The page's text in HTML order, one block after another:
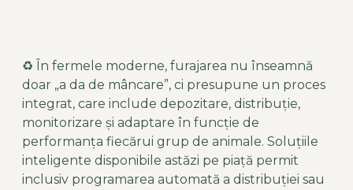
♻ În fermele moderne, furajarea nu înseamnă
doar „a da de mâncare”, ci presupune un proces
integrat, care include depozitare, distribuție,
monitorizare și adaptare în funcție de
performanța fiecărui grup de animale. Soluțiile
inteligente disponibile astăzi pe piață permit
inclusiv programarea automată a distribuției sau